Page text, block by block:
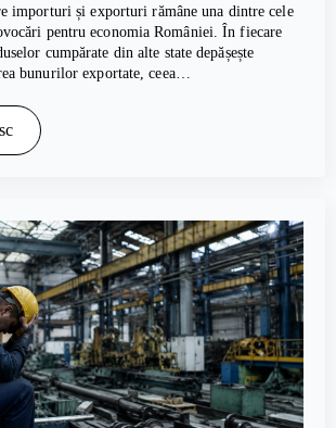
importuri și exporturi rămâne una dintre cele
pentru economia României. În fiecare
cumpărate din alte state depășește
bunurilor exportate, ceea…